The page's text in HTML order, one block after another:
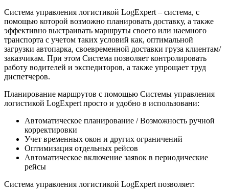
Система управления логистикой LogExpert – система, с
помощью которой возможно планировать доставку, а также
эффективно выстраивать маршруты своего или наемного
транспорта с учетом таких условий как, оптимальной
загрузки автопарка, своевременной доставки груза клиентам/
заказчикам. При этом Система позволяет контролировать
работу водителей и экспедиторов, а также упрощает труд
диспетчеров.
Планирование маршрутов с помощью Системы управления
логистикой LogExpert просто и удобно в использовани:
Автоматическое планирование / Возможность ручной
корректировки
Учет временных окон и других ограничений
Оптимизация отдельных рейсов
Автоматическое включение заявок в периодические
рейсы
Система управления логистикой LogExpert позволяет: